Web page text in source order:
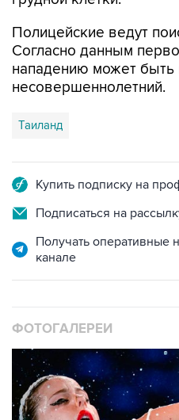
Полицейские ведут
Согласно данным
нападению может быть
несовершеннолетний.
Таиланд
Купить подписку на
Подписаться на
Получать оперативные
канале
ФОТОГАЛЕРЕИ